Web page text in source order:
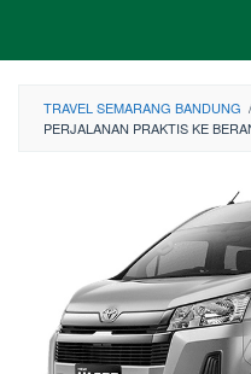
content
TRAVEL SEMARANG BANDUNG /
PERJALANAN PRAKTIS KE